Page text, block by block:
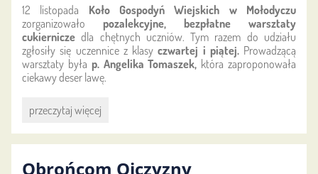
12 listopada Koło Gospodyń Wiejskich w Mołodyczu
zorganizowało pozalekcyjne, bezpłatne warsztaty
cukiernicze dla chętnych uczniów. Tym razem do udziału
zgłosiły się uczennice z klasyczwartej i piątej.Prowadzącą
warsztaty była p. Angelika Tomaszek, która zaproponowała
ciekawy deser lawę.
Lave
przeczytaj więcej
Obrońcom Ojczyzny